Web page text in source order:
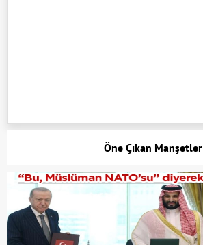
Öne Çıkan Manşetler